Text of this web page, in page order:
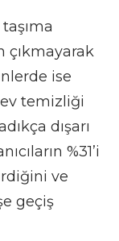
çıkmayarak
ise
ev temizliği
dışarı
%31’i
ve
geçiş